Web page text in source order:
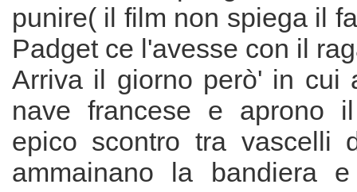
punire( il film non spiega il
Padget ce l'avesse con il
Arriva il giorno però' in cui
nave francese e aprono
epico scontro tra vascelli
ammainano la bandiera